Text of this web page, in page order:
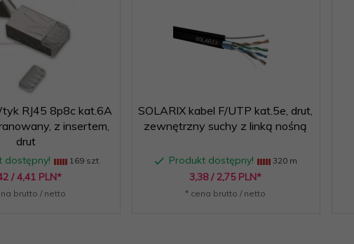
RJ45 8p8c kat.6A
z insertem,
drut
dostępny! 169 szt.
/ 4,41 PLN*
brutto / netto
SOLARIX kabel F/UTP kat.5e, drut,
zewnętrzny suchy z linką nośną
Produkt dostępny! 320 m
3,38 / 2,75 PLN*
* cena brutto / netto